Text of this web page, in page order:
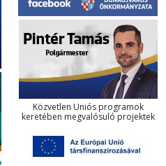
Közvetlen Uniós programok
keretében megvalósuló projektek